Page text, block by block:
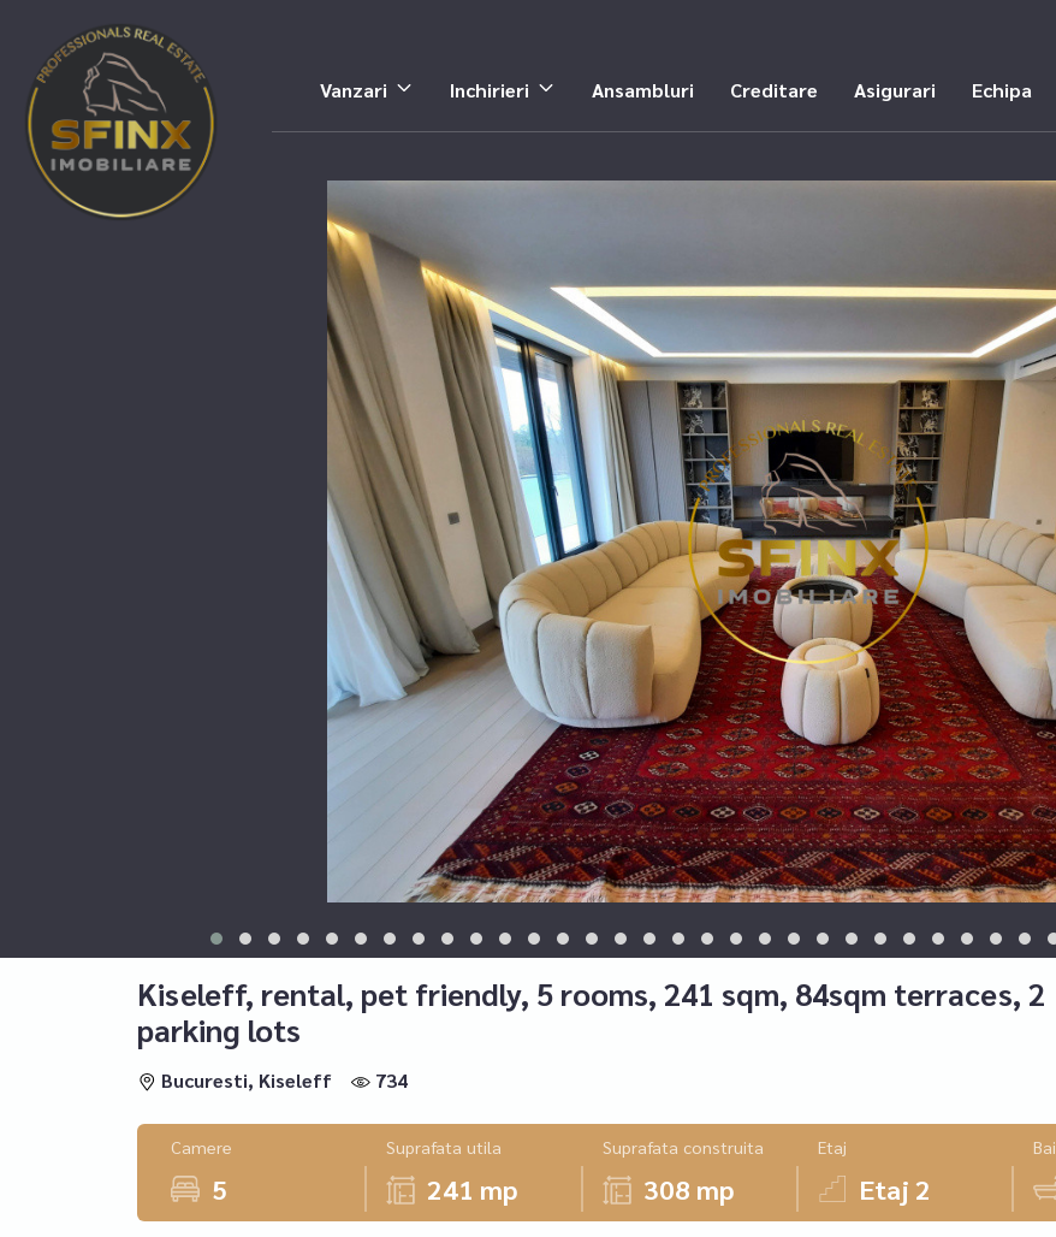
Vanzari Inchirieri Ansambluri Creditare Asigurari Echipa
Kiseleff, rental, pet friendly, 5 rooms, 241 sqm, 84sqm terraces, 2
parking lots
Bucuresti, Kiseleff 734
Camere
5
Suprafata utila
241 mp
Suprafata construita
308 mp
Etaj
Etaj 2
Bai